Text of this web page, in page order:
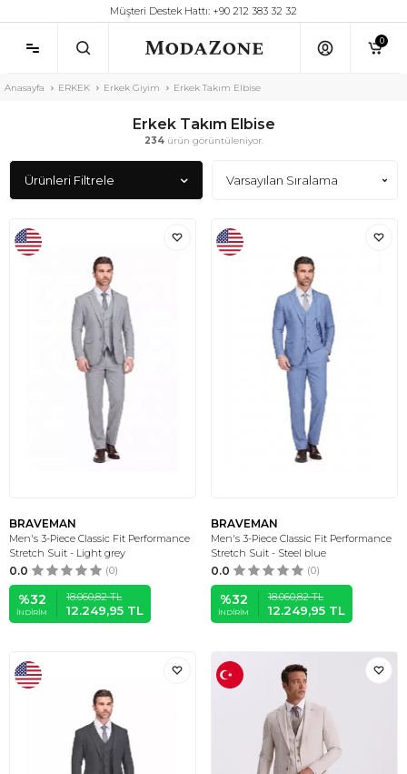
Müşteri Destek Hattı: +90 212 383 32 32
0
Anasayfa ERKEK Erkek Giyim Erkek Takım Elbise
Erkek Takım Elbise
234ürün görüntüleniyor.
Ürünleri Filtrele
BRAVEMAN
Men's 3-Piece Classic Fit Performance
Stretch Suit - Light grey
0.0 (0)
%32
İNDIRIM
18.060,82TL
12.249,95 TL
BRAVEMAN
Men's 3-Piece Classic Fit Performance
Stretch Suit - Steel blue
0.0 (0)
%32
İNDIRIM
18.060,82TL
12.249,95 TL